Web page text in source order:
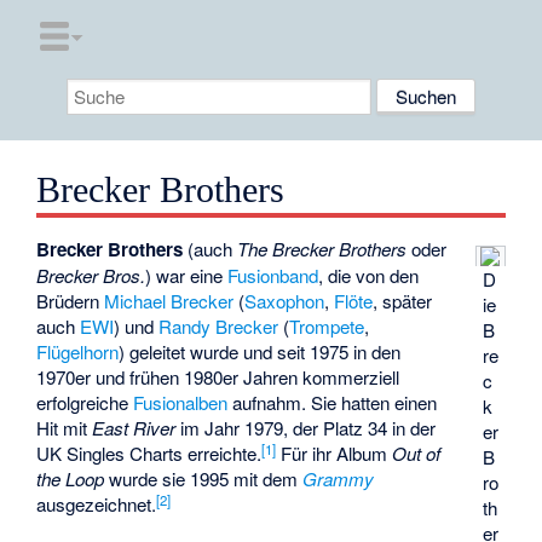
Brecker Brothers
D
ie
B
re
c
k
er
B
ro
th
er
Brecker Brothers (auch The Brecker Brothers oder
Brecker Bros.) war eine Fusionband, die von den
Brüdern Michael Brecker (Saxophon, Flöte, später
auch EWI) und Randy Brecker (Trompete,
Flügelhorn) geleitet wurde und seit 1975 in den
1970er und frühen 1980er Jahren kommerziell
erfolgreiche Fusionalbenaufnahm. Sie hatten einen
Hit mitEast Riverim Jahr 1979, der Platz 34 in der
UK Singles Charts erreichte.[1] Für ihr AlbumOut of
the Loopwurde sie 1995 mit dem Grammy
ausgezeichnet.[2]